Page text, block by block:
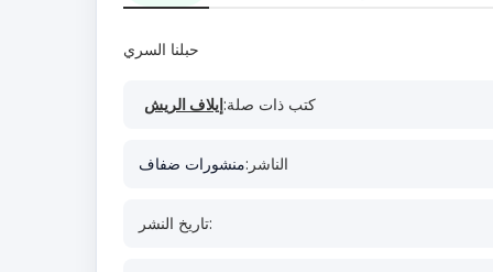
حبلنا السري
كتب ذات صلة:إيلاف الريش
الناشر:منشورات ضفاف
تاريخ النشر: